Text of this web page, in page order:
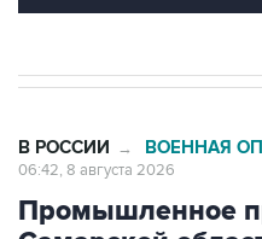
В РОССИИ → ВОЕННАЯ
06:42, 8 августа 2026
Промышленное